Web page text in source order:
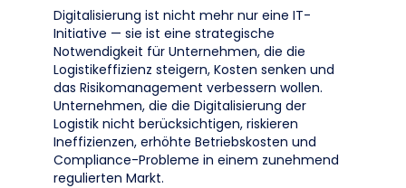
Digitalisierung ist nicht mehr nur eine IT-
Initiative — sie ist eine strategische
Notwendigkeit für Unternehmen, die die
Logistikeffizienz steigern, Kosten senken und
das Risikomanagement verbessern wollen.
Unternehmen, die die Digitalisierung der
Logistik nicht berücksichtigen, riskieren
Ineffizienzen, erhöhte Betriebskosten und
Compliance-Probleme in einem zunehmend
regulierten Markt.